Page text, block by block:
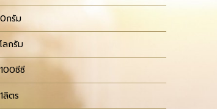
กรัม
ลกรัม
ซีซี
ลิตร